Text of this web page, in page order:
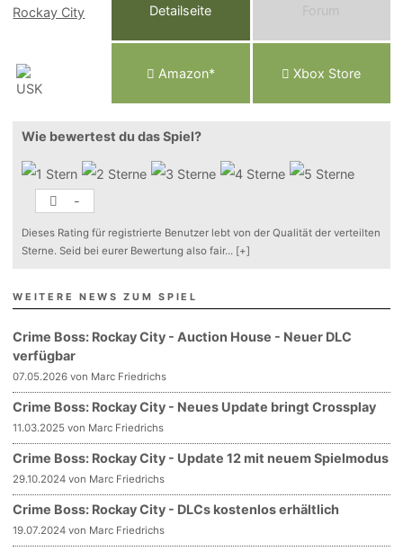
Detailseite Forum
Amazon* Xbox Store
Wie bewertest du das Spiel?
-
Dieses Rating für registrierte Benutzer lebt von der Qualität der verteilten
Sterne. Seid bei eurer Bewertung also fair... [+]
WEITERE NEWS ZUM SPIEL
Crime Boss: Rockay City - Auction House - Neuer DLC
verfügbar
07.05.2026 von Marc Friedrichs
Crime Boss: Rockay City - Neues Update bringt Crossplay
11.03.2025 von Marc Friedrichs
Crime Boss: Rockay City - Update 12 mit neuem Spielmodus
29.10.2024 von Marc Friedrichs
Crime Boss: Rockay City - DLCs kostenlos erhältlich
19.07.2024 von Marc Friedrichs